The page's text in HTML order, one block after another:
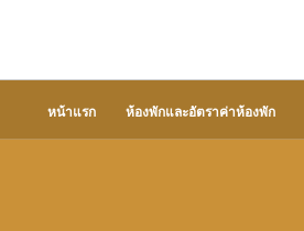
หน้าแรก ห้องพักและอัตราค่าห้องพัก